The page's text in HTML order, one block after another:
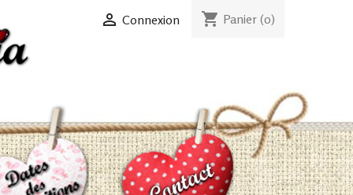
 Connexion shopping_cart Panier (0)